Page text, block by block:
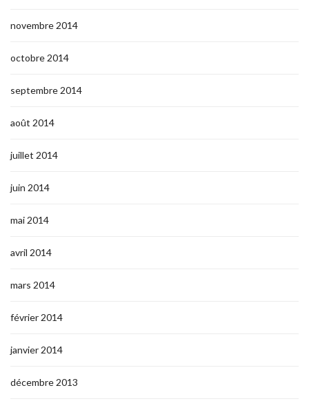
novembre 2014
octobre 2014
septembre 2014
août 2014
juillet 2014
juin 2014
mai 2014
avril 2014
mars 2014
février 2014
janvier 2014
décembre 2013